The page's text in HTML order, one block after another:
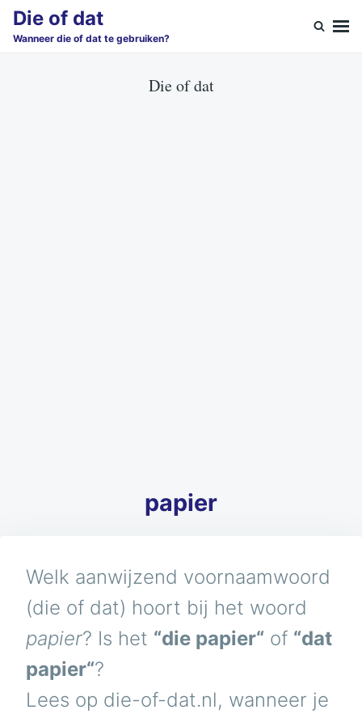
SkipSearch
for:
Die of dat
Wanneer die of dat te gebruiken?
Die of dat
papier
Welk aanwijzend voornaamwoord
(die of dat) hoort bij het woord
papier? Is het “die papier“ of “dat
papier“?
Lees op die-of-dat.nl, wanneer je